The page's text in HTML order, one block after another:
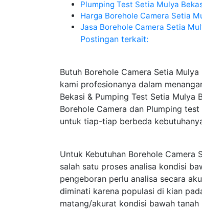
Plumping Test Setia Mulya
Harga Borehole Camera Setia
Jasa Borehole Camera Setia
Postingan terkait:
Butuh Borehole Camera Setia
kami profesionanya dalam
Bekasi & Pumping Test Setia Mulya
Borehole Camera dan Plumping
untuk tiap-tiap berbeda
Untuk Kebutuhan Borehole Camera
salah satu proses analisa kondisi
pengeboran perlu analisa secara
diminati karena populasi di kian
matang/akurat kondisi bawah